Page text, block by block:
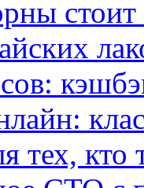
стоит
тех, кто